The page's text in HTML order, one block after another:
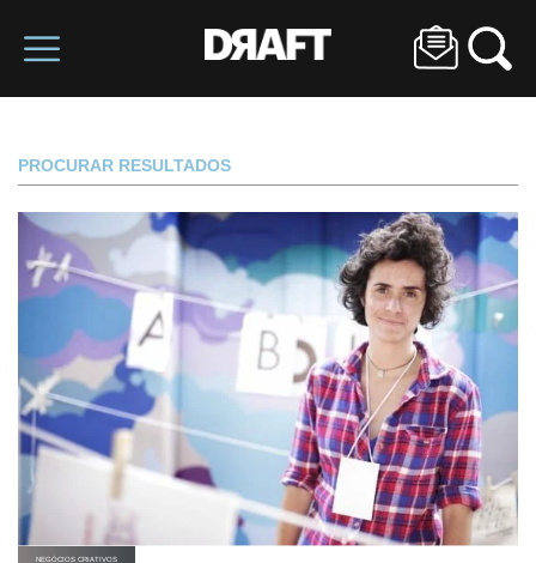
PROCURAR RESULTADOS
NEGÓCIOS CRIATIVOS